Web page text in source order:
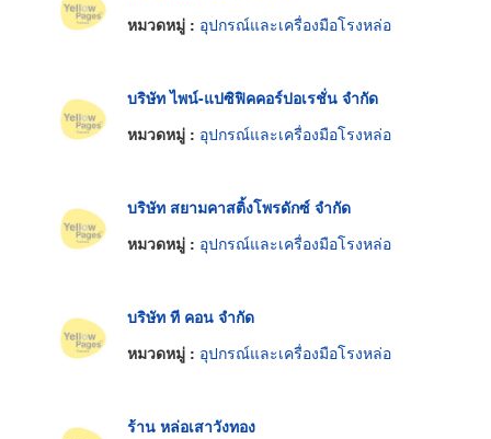
หมวดหมู่ : อุปกรณ์และเครื่องมือโรงหล่อ
บริษัท ไพน์-แปซิฟิคคอร์ปอเรชั่น จำกัด
หมวดหมู่ : อุปกรณ์และเครื่องมือโรงหล่อ
บริษัท สยามคาสติ้งโพรดักซ์ จำกัด
หมวดหมู่ : อุปกรณ์และเครื่องมือโรงหล่อ
บริษัท ที คอน จำกัด
หมวดหมู่ : อุปกรณ์และเครื่องมือโรงหล่อ
ร้าน หล่อเสาวังทอง